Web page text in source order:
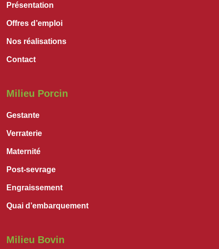
Présentation
Offres d’emploi
Nos réalisations
Contact
Milieu Porcin
Gestante
Verraterie
Maternité
Post-sevrage
Engraissement
Quai d’embarquement
Milieu Bovin